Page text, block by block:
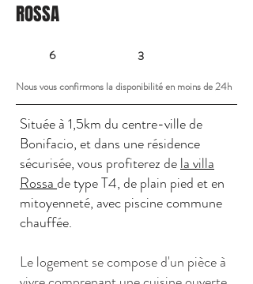
ROSSA
6 3
Nous vous confirmons la disponibilité en moins de 24h
Située à 1,5km du centre-ville de
Bonifacio, et dans une résidence
sécurisée, vous profiterez dela villa
Rossade type T4, de plain pied et en
mitoyenneté, avec piscine commune
chauffée.
Le logement se compose d'un pièce à